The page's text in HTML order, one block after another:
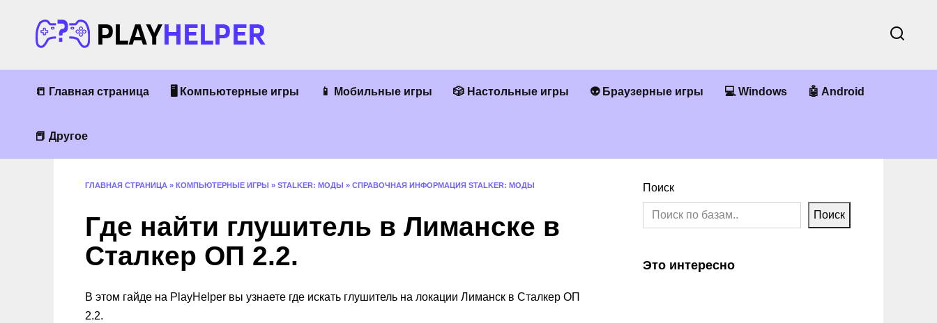
содержанию
📒 Главная страница 🖥 Компьютерные игры 📱 Мобильные игры 🎲 Настольные игры 👽 Браузерные игры 💻 Windows 🤖 Android
📕 Другое
ГЛАВНАЯ СТРАНИЦА » КОМПЬЮТЕРНЫЕ ИГРЫ » STALKER: МОДЫ » СПРАВОЧНАЯ ИНФОРМАЦИЯ STALKER: МОДЫ
Где найти глушитель в Лиманске в
Сталкер ОП 2.2.
В этом гайде на PlayHelper вы узнаете где искать глушитель на локации Лиманск в Сталкер ОП
2.2.
Поиск
Поиск
Это интересно